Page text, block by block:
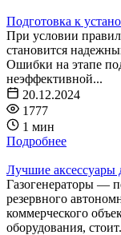
Подготовка к
При условии
становится
Ошибки на этапе
неэффективной...
20.12.2024
1777
1 мин
Подробнее
Лучшие аксессуары
Газогенераторы —
резервного
коммерческого
оборудования,